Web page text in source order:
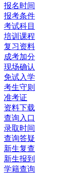
报名时间
报考条件
考试科目
培训课程
复习资料
成考加分
现场确认
免试入学
考生守则
准考证
资料下载
查询入口
录取时间
查询答疑
新生复查
新生报到
学籍查询